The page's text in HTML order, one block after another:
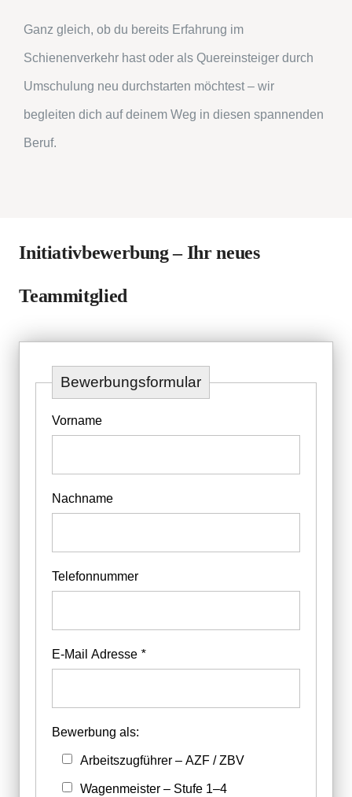
Ganz gleich, ob du bereits Erfahrung im
Schienenverkehr hast oder als Quereinsteiger durch
Umschulung neu durchstarten möchtest – wir
begleiten dich auf deinem Weg in diesen spannenden
Beruf.
Initiativbewerbung – Ihr neues
Teammitglied
Bewerbungsformular
Vorname
Nachname
Telefonnummer
E-Mail Adresse *
Bewerbung als:
Arbeitszugführer – AZF / ZBV
Wagenmeister – Stufe 1–4